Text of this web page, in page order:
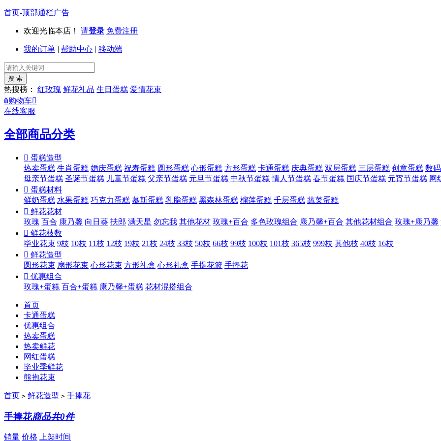
首页-顶部通栏广告
欢迎光临本店！ 请登录 免费注册
我的订单 | 帮助中心 | 移动端
热搜榜： 红玫瑰 鲜花礼品 生日蛋糕 爱情花束
ŭ购物车
在线客服
全部商品分类
 蛋糕造型
热卖蛋糕 生肖蛋糕 婚庆蛋糕 祝寿蛋糕 圆形蛋糕 心形蛋糕 方形蛋糕 卡通蛋糕 庆典蛋糕 双层蛋糕 三层蛋糕 创意蛋糕 数
母亲节蛋糕 圣诞节蛋糕 儿童节蛋糕 父亲节蛋糕 元旦节蛋糕 中秋节蛋糕 情人节蛋糕 春节蛋糕 国庆节蛋糕 元宵节蛋糕 网
 蛋糕材料
鲜奶蛋糕 水果蛋糕 巧克力蛋糕 慕斯蛋糕 乳脂蛋糕 黑森林蛋糕 榴莲蛋糕 千层蛋糕 蔬菜蛋糕
 鲜花花材
玫瑰 百合 康乃馨 向日葵 扶郎 满天星 勿忘我 其他花材 玫瑰+百合 多色玫瑰组合 康乃馨+百合 其他花材组合 玫瑰+康乃馨
 鲜花枝数
毕业花束 9枝 10枝 11枝 12枝 19枝 21枝 24枝 33枝 50枝 66枝 99枝 100枝 101枝 365枝 999枝 其他枝 40枝 16枝
 鲜花造型
圆形花束 扇形花束 心形花束 方形礼盒 心形礼盒 手提花篮 手捧花
 优惠组合
玫瑰+蛋糕 百合+蛋糕 康乃馨+蛋糕 花材混搭组合
首页
卡通蛋糕
优惠组合
热卖蛋糕
热卖鲜花
网红蛋糕
毕业季鲜花
熊抱花束
首页 > 鲜花造型 > 手捧花
手捧花商品共0件
销量 价格 上架时间